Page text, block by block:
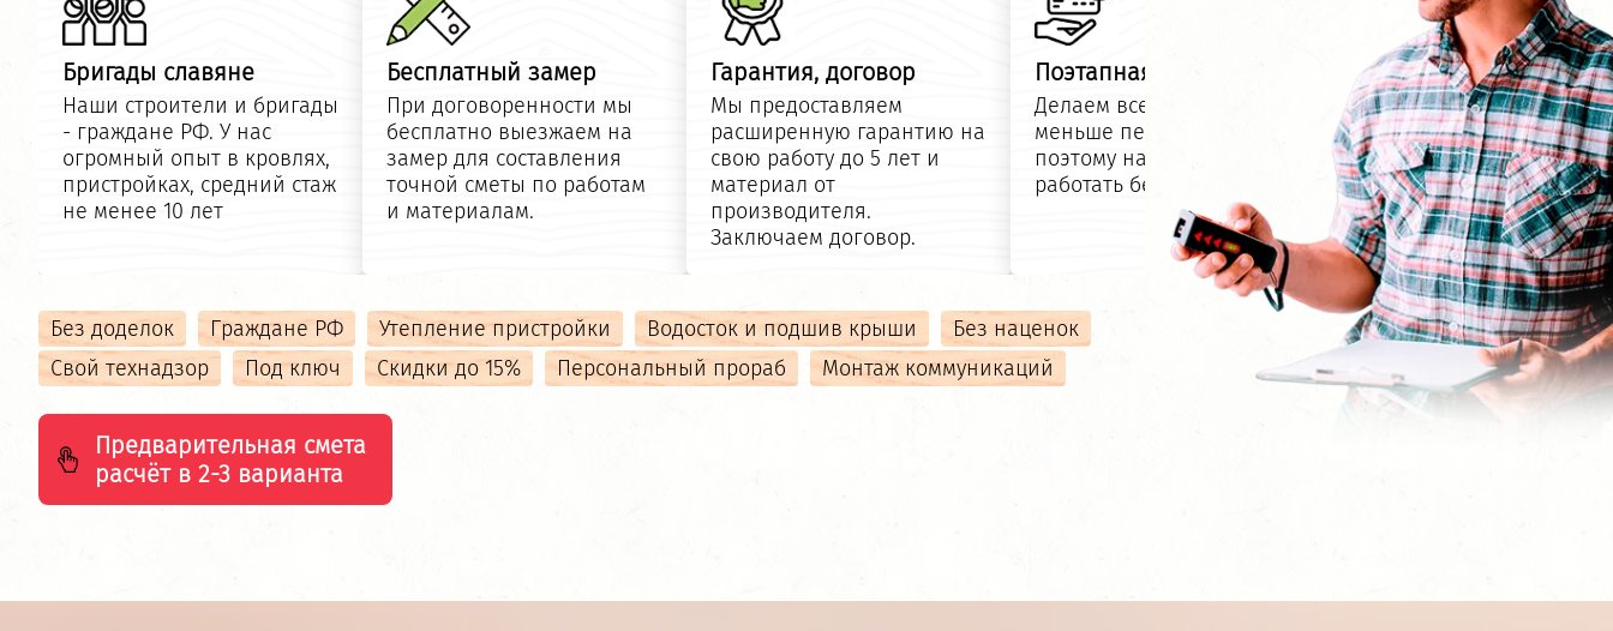
Бригады славяне
Наши строители и бригады
- граждане РФ. У нас
огромный опыт в кровлях,
пристройках, средний стаж
не менее 10 лет
Бесплатный замер
При договоренности мы
бесплатно выезжаем на
замер для составления
точной сметы по работам
и материалам.
Гарантия, договор
Мы предоставляем
расширенную гарантию на
свою работу до 5 лет и
материал от
производителя.
Заключаем договор.
Поэтапная оплата
Делаем все чтобы вы
меньше переживали,
поэтому начинаем
работать без предоплаты!
Под ключ
Все обязательства по
поиску, доставке и
разгрузке материала
можем взять на себя! А
меньше беспокоитесь и
суетитесь.
Без доделок Граждане РФ Утепление пристройки Водосток и подшив крыши
Без наценок
Свой технадзор
Под ключ Скидки до 15% Персональный прораб Монтаж коммуникаций
Предварительная смета
расчёт в 2-3 варианта